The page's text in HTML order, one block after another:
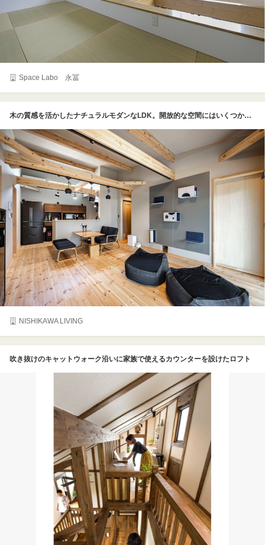
Space Labo 永冨
木の質感を活かしたナチュラルモダンなLDK。開放的な空間にはいくつかの梁が走り、ダクトレール照明がアクセントとなっている。最大の特徴はリビングの壁面に設けられたキャットウォーク。グレーのパネルに猫用のステップやハウスが遊び心たっぷりに配置されている。対面キッチンやソファダイニングも完備され、家族と猫が心地よく過ごせる工夫が随所に凝らされた、機能的でスタイリッシュな住まいである
NISHIKAWA LIVING
吹き抜けのキャットウォーク沿いに家族で使えるカウンターを設けたロフト